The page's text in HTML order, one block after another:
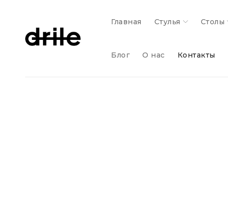
Главная Стулья Столы
Блог О нас Контакты